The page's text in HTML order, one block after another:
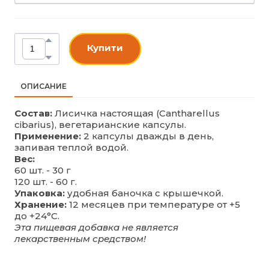
Купити
ОПИСАНИЕ
Состав: Лисичка настоящая (Cantharellus
cibarius), вегетарианские капсулы.
Применение: 2 капсулы дважды в день,
запивая теплой водой.
Вес:
60 шт. - 30 г
120 шт. - 60 г.
Упаковка: удобная баночка с крышечкой.
Хранение: 12 месяцев при температуре от +5
до +24°С.
Эта пищевая добавка не является
лекарственным средством!